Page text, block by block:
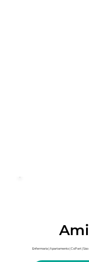
Enfermaria | Apartamento | CoPart | São